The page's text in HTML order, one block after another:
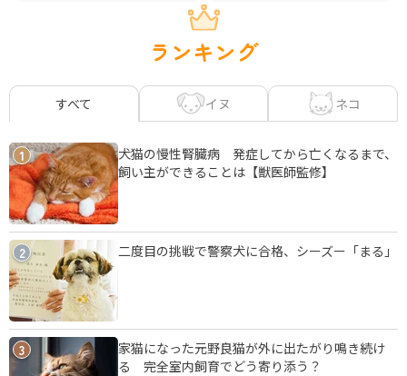
ランキング
すべて イヌ ネコ
1
犬猫の慢性腎臓病 発症してから亡くなるまで、
飼い主ができることは【獣医師監修】
2 二度目の挑戦で警察犬に合格、シーズー「まる」
3
家猫になった元野良猫が外に出たがり鳴き続け
る 完全室内飼育でどう寄り添う？